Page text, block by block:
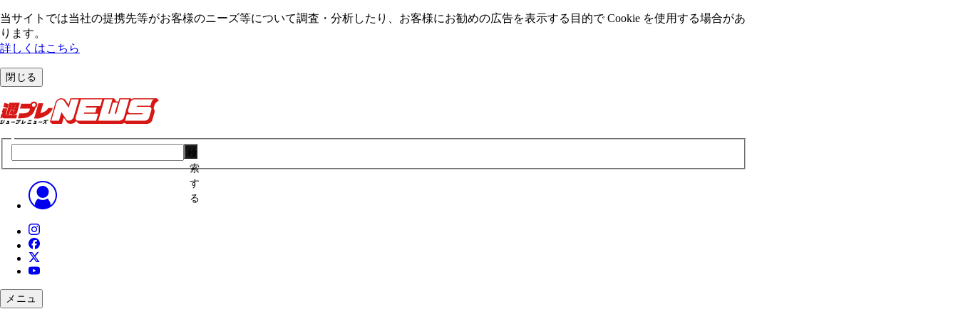
当サイトでは当社の提携先等がお客様のニーズ等について調査・分析したり、お客様にお勧めの広告を表⽰する⽬的で Cookie を使⽤する場合があ
ります。
詳しくはこちら
閉じる
索
す
る
メニュ